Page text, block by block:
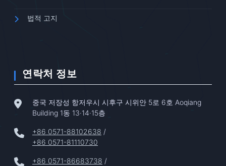
법적 고지
연락처 정보
중국 저장성 항저우시 시후구 시위안 5로 6호 Aoqiang
Building 1동 13·14·15층
+86 0571-88102638 /
+86 0571-81110730
+86 0571-86683738 /